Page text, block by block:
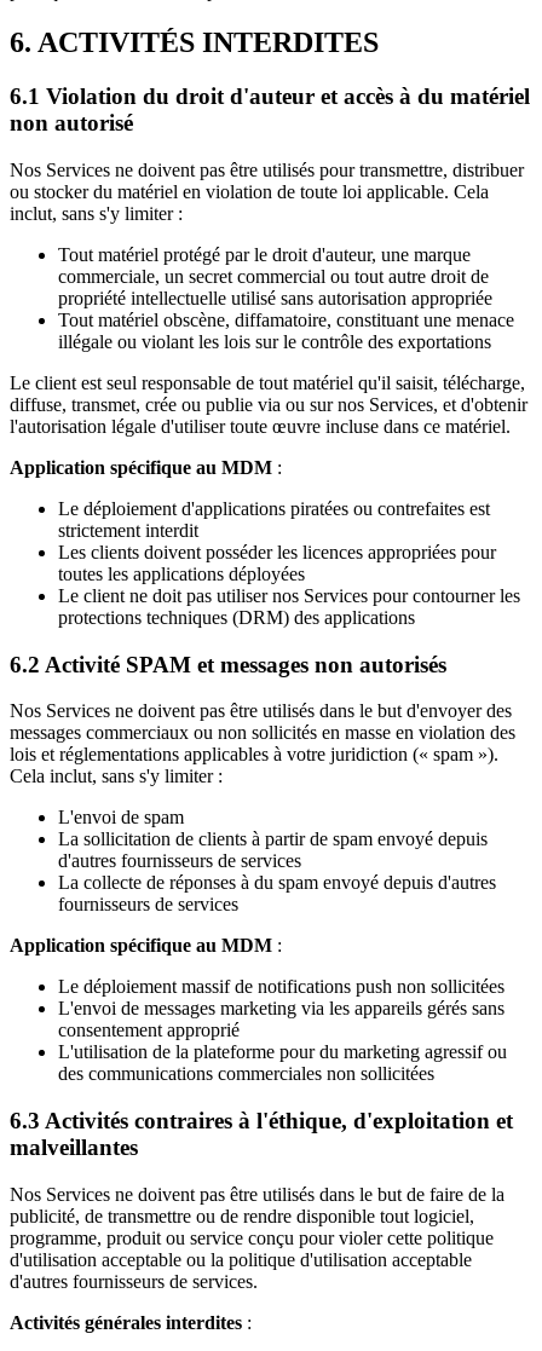
6. ACTIVITÉS INTERDITES
6.1 Violation du droit d'auteur et accès à du matériel
non autorisé
Nos Services ne doivent pas être utilisés pour transmettre, distribuer
ou stocker du matériel en violation de toute loi applicable. Cela
inclut, sans s'y limiter :
Tout matériel protégé par le droit d'auteur, une marque
commerciale, un secret commercial ou tout autre droit de
propriété intellectuelle utilisé sans autorisation appropriée
Tout matériel obscène, diffamatoire, constituant une menace
illégale ou violant les lois sur le contrôle des exportations
Le client est seul responsable de tout matériel qu'il saisit, télécharge,
diffuse, transmet, crée ou publie via ou sur nos Services, et d'obtenir
l'autorisation légale d'utiliser toute œuvre incluse dans ce matériel.
Application spécifique au MDM :
Le déploiement d'applications piratées ou contrefaites est
strictement interdit
Les clients doivent posséder les licences appropriées pour
toutes les applications déployées
Le client ne doit pas utiliser nos Services pour contourner les
protections techniques (DRM) des applications
6.2 Activité SPAM et messages non autorisés
Nos Services ne doivent pas être utilisés dans le but d'envoyer des
messages commerciaux ou non sollicités en masse en violation des
lois et réglementations applicables à votre juridiction (« spam »).
Cela inclut, sans s'y limiter :
L'envoi de spam
La sollicitation de clients à partir de spam envoyé depuis
d'autres fournisseurs de services
La collecte de réponses à du spam envoyé depuis d'autres
fournisseurs de services
Application spécifique au MDM :
Le déploiement massif de notifications push non sollicitées
L'envoi de messages marketing via les appareils gérés sans
consentement approprié
L'utilisation de la plateforme pour du marketing agressif ou
des communications commerciales non sollicitées
6.3 Activités contraires à l'éthique, d'exploitation et
malveillantes
Nos Services ne doivent pas être utilisés dans le but de faire de la
publicité, de transmettre ou de rendre disponible tout logiciel,
programme, produit ou service conçu pour violer cette politique
d'utilisation acceptable ou la politique d'utilisation acceptable
d'autres fournisseurs de services.
Activités générales interdites :